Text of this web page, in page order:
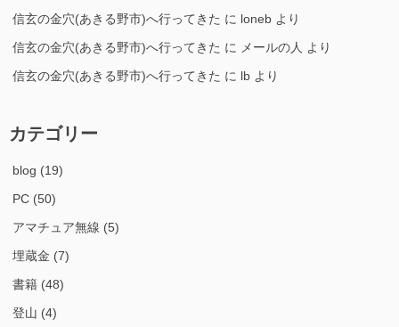
信玄の金穴(あきる野市)へ行ってきた に loneb より
信玄の金穴(あきる野市)へ行ってきた に メールの人 より
信玄の金穴(あきる野市)へ行ってきた に lb より
カテゴリー
blog (19)
PC (50)
アマチュア無線 (5)
埋蔵金 (7)
書籍 (48)
登山 (4)